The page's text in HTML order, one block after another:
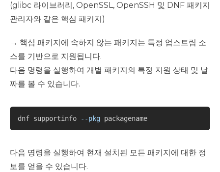
(glibc 라이브러리, OpenSSL, OpenSSH 및 DNF 패키지
관리자와 같은 핵심 패키지)
→ 핵심 패키지에 속하지 않는 패키지는 특정 업스트림 소
스를 기반으로 지원됩니다.
다음 명령을 실행하여 개별 패키지의 특정 지원 상태 및 날
짜를 볼 수 있습니다.
dnf supportinfo --pkg
다음 명령을 실행하여 현재 설치된 모든 패키지에 대한 정
보를 얻을 수 있습니다.